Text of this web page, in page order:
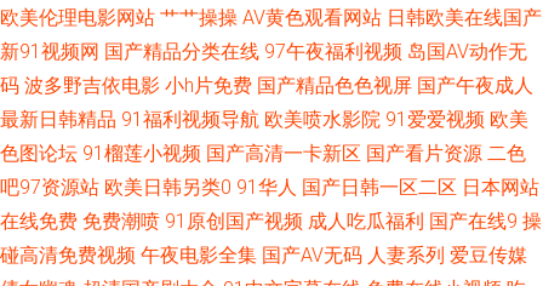
美碰 久久久永久久久人妻精品麻豆 四房播播播 91大神网址 国产欧美视 欧美
偷自偷图片 变态另类色 久福利导航 熟妇TV 91福利社色 国产偷窥激情视 飘
花电影网手机观看版 亚洲欧洲精品一区 成全视频高清免费观看在线播放 狼
人伊人五月花 午夜极品 99超碰人人爱 韩日av网址 日韩1区二区 在线看片视
欧美伦理电影网站 艹艹操操 AV黄色观看网站 日韩欧美在线国产
新91视频网 国产精品分类在线 97午夜福利视频 岛国AV动作无
码 波多野吉依电影 小h片免费 国产精品色色视屏 国产午夜成人
最新日韩精品 91福利视频导航 欧美喷水影院 91爱爱视频 欧美
色图论坛 91榴莲小视频 国产高清一卡新区 国产看片资源 二色
吧97资源站 欧美日韩另类0 91华人 国产日韩一区二区 日本网站
在线免费 免费潮喷 91原创国产视频 成人吃瓜福利 国产在线9 操
碰高清免费视频 午夜电影全集 国产AV无码 人妻系列 爱豆传媒